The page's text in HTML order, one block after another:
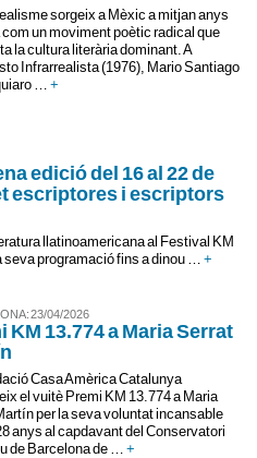
sorgeix a Mèxic a mitjan anys
un moviment poètic radical que
la cultura literària dominant. A
Infrarrealista (1976), Mario Santiago
… +
edició del 16 al 22 de
escriptores i escriptors
llatinoamericana al Festival KM
programació fins a dinou … +
: 23/04/2026
KM 13.774 a Maria Serrat
Casa Amèrica Catalunya
el vuitè Premi KM 13.774 a Maria
per la seva voluntat incansable
anys al capdavant del Conservatori
de Barcelona de … +